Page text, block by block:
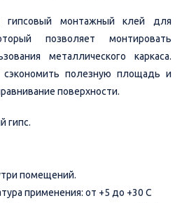
монтажный клей для
позволяет монтировать
металлического каркаса.
сэкономить полезную площадь и
поверхности.
гипс.
помещений.
применения: от +5 до +30 С